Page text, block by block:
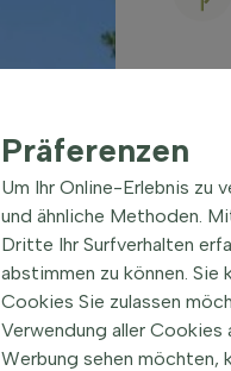
Präferenzen
Um Ihr Online-Erlebnis zu
und ähnliche Methoden.
Dritte Ihr Surfverhalten
abstimmen zu können.
Cookies Sie zulassen
Verwendung aller Cookies
Werbung sehen möchten,